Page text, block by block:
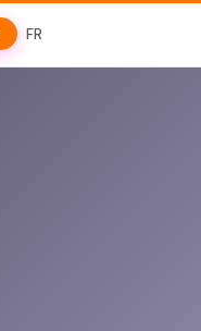
FR